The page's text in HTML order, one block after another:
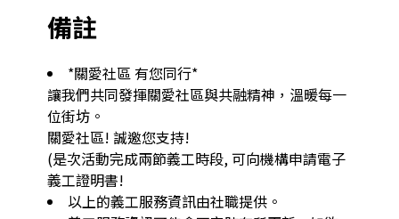
備註
*關愛社區 有您同行*
讓我們共同發揮關愛社區與共融精神，溫暖每一
位街坊。
關愛社區! 誠邀您支持!
(是次活動完成兩節義工時段, 可向機構申請電子
以上的義工服務資訊由社職提供。